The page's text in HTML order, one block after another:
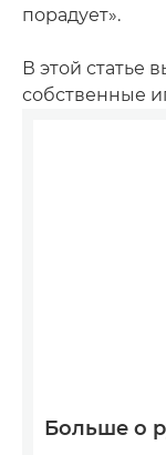
порадует».
В этой статье
собственные
Больше о